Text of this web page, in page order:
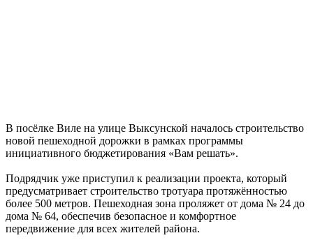
В посёлке Виле на улице Выксунской началось строительство
новой пешеходной дорожки в рамках программы
инициативного бюджетирования «Вам решать».
Подрядчик уже приступил к реализации проекта, который
предусматривает строительство тротуара протяжённостью
более 500 метров. Пешеходная зона проляжет от дома № 24 до
дома № 64, обеспечив безопасное и комфортное
передвижение для всех жителей района.